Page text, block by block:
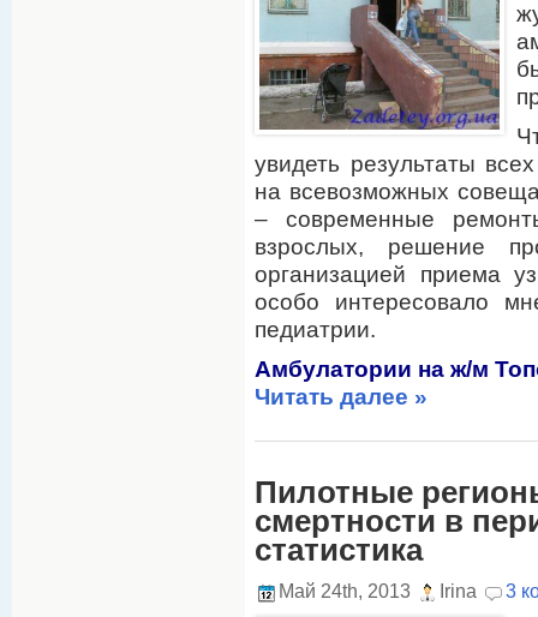
увидеть результаты
на всевозможных
– современные
взрослых, решение
организацией приема
особо интересовало
педиатрии.
Амбулатории на ж/м
Читать далее »
Пилотные
смертности в
статистика
Май 24th, 2013 Irina 3